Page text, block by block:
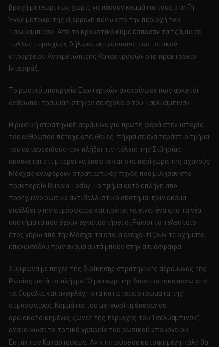
βροχή μετεωριτών, χωρίς να πέσουν κομμάτια τους στη Γη.
Ένας μετεωρίτης εξερράγη πάνω από την περιοχή του
Τσελύαμπινσκ. Από το κρουστικό κύμα έσπασαν τα τζάμια σε
πολλές περιοχές», δήλωσε εκπρόσωπος του τοπικού
υπουργείου Αντιμετώπισης Καταστροφών στο πρακτορείο
Ιντερφάξ.
Το ρωσικό υπουργείο Εσωτερικών ανακοίνωσε πως αρκετοί
άνθρωποι τραυματίστηκαν σε σχολείο του Τσελύαμπινσκ.
H ρωσική στρατηγική αεράμυνα για πρώτη φορά στην ιστορία
του ανθρώπου πέτυχε απευθείας πήγμα σε ένα τεράστιο τμήμα
του αστεροειδούς πρν πλήξει τις πόλεις της Σιβηρίας,
ακούγεται ότι μπορεί να έπεφτε και στα περίχωρα της αχανούς
Μόσχας αναφέρουν στρατιωτικές πηγές που μίλησαν στο
πρακτορείο Russia Today. Το τμήμα αυτό επλήγη από
προηγμένο ρωσικό αντιβαλλιστικό σύστημα, πριν ακόμα
εισέλθει στην ατμόσφαιρα και πρέπει να είναι ένα από τα νέα
συστήματα που έχουν εγκαταστήσει οι Ρώσοι το τελευταίο
έτος γύρω από την Μόσχα, τα οποία αναχαιτίζουν τα οχήματα
επανεισόδου πριν ακόμα αυτά μπουν στην ατμόσφαιρα.
Σύμφωνα με πηγές της διοίκησης στρατηγικής αεράμυνας της
Ρωσίας μετά το πλήγμα “Ο μετεωρίτης διασπάστηκε πάνω από
τα Ουράλια και ανεφλέγη στα κατώτερα στρώματα της
ατμόσφαιρας. Κομμάτια του μετεωρίτη έπεσαν σε
αραιοκατοικημένες ζώνες της περιοχής του Τσελύαμπινσκ”,
ανακοίνωσε το τοπικό γραφείο του ρωσικού υπουργείου
Εκτάκτων Καταστάσεων. Aν κτυπούσε σε κατοικημένη πόλη θα